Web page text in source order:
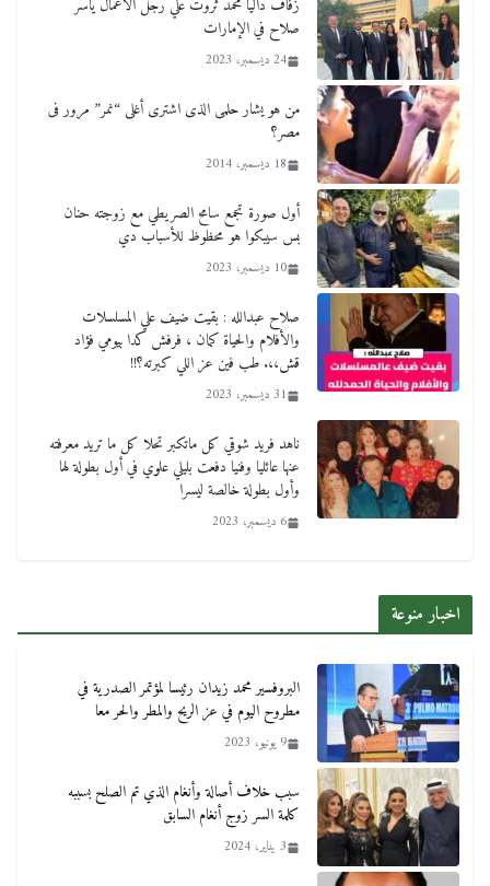
زفاف داليا محمد ثروت علي رجل الأعمال ياسر
صلاح في الإمارات
24 ديسمبر، 2023
من هو يشار حلمى الذى اشترى أغلى “نمر” مرور فى
مصر؟
18 ديسمبر، 2014
أول صورة تجمع سامح الصريطي مع زوجته حنان
بس سيبكوا هو محظوظ للأسباب دي
10 ديسمبر، 2023
صلاح عبدالله : بقيت ضيف علي المسلسلات
والأفلام والحياة كمان ، فرفش كدا بيومي فؤاد
قش،،. طب فين عز اللي كبرته؟!!
31 ديسمبر، 2023
ناهد فريد شوقي كل ماتكبر تحلا كل ما تريد معرفته
عنها عائليا وفنيا دفعت بليلي علوي في أول بطولة لها
وأول بطولة خالصة ليسرا
6 ديسمبر، 2023
اخبار منوعة
البروفسير محمد زيدان رئيسا لمؤتمر الصدرية في
مطروح اليوم في عز الريح والمطر والحر معا
9 يونيو، 2023
سبب خلاف أصالة وأنغام الذي تم الصلح بسببه
كلمة السر زوج أنغام السابق
3 يناير، 2024